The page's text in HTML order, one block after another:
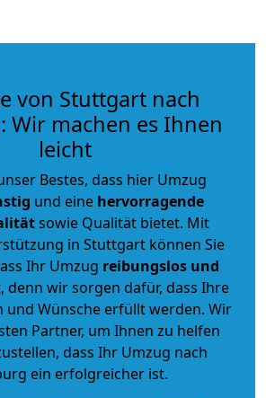
von Stuttgart nach
Wir machen es Ihnen
leicht
Bestes, dass hier Umzug
und eine hervorragende
sowie Qualität bietet. Mit
in Stuttgart können Sie
Ihr Umzug reibungslos und
wir sorgen dafür, dass Ihre
Wünsche erfüllt werden. Wir
Partner, um Ihnen zu helfen
dass Ihr Umzug nach
ein erfolgreicher ist.